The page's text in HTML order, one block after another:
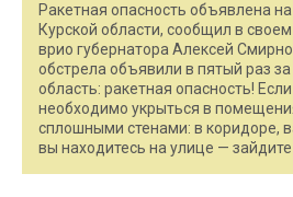
Ракетная опасность объявлена
Курской области, сообщил в
врио губернатора Алексей
обстрела объявили в пятый раз за
область: ракетная опасность!
необходимо укрыться в
сплошными стенами: в коридоре,
вы находитесь на улице —